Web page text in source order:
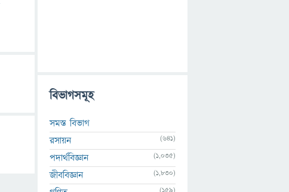
বিভাগসমূহ
সমস্ত বিভাগ
রসায়ন
(641)
পদার্থবিজ্ঞান (1,035)
জীববিজ্ঞান (1,830)